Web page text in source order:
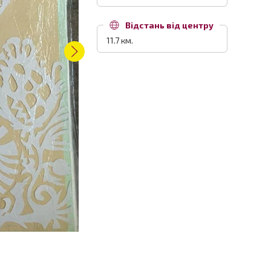
Відстань від центру
11.7 км.